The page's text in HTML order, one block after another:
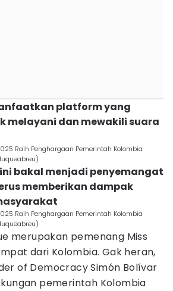
platform yang
melayani dan mewakili suara
Raih Penghargaan Pemerintah Kolombia
bakal menjadi penyemangat
memberikan dampak
Raih Penghargaan Pemerintah Kolombia
merupakan pemenang Miss
dari Kolombia. Gak heran,
of Democracy Simón Bolívar
pemerintah Kolombia